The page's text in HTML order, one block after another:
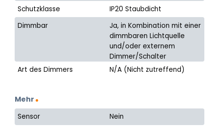
Schutzklasse
IP20 Staubdicht
Dimmbar
Ja, in Kombination mit einer
dimmbaren Lichtquelle
und/oder externem
Dimmer/Schalter
Art des Dimmers
N/A (Nicht zutreffend)
Mehr
Sensor
Nein